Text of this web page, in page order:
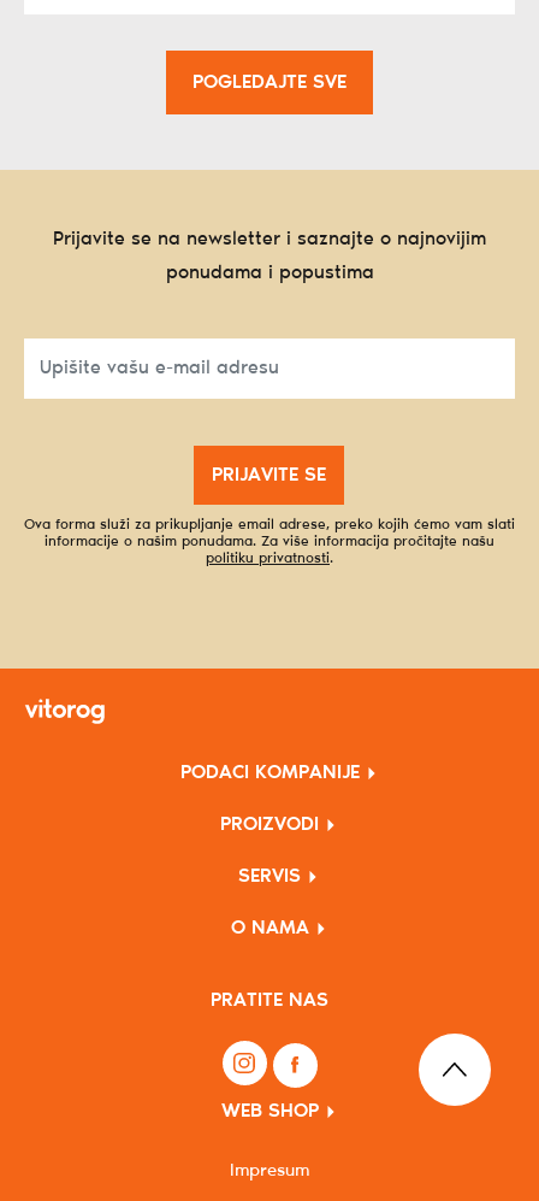
POGLEDAJTE SVE
Prijavite se na newsletter i saznajte o najnovijim
ponudama i popustima
PRIJAVITE SE
Ova forma služi za prikupljanje email adrese, preko kojih ćemo vam slati
informacije o našim ponudama. Za više informacija pročitajte našu
politiku privatnosti.
PODACI KOMPANIJE
PROIZVODI
SERVIS
O NAMA
PRATITE NAS
WEB SHOP
Impresum